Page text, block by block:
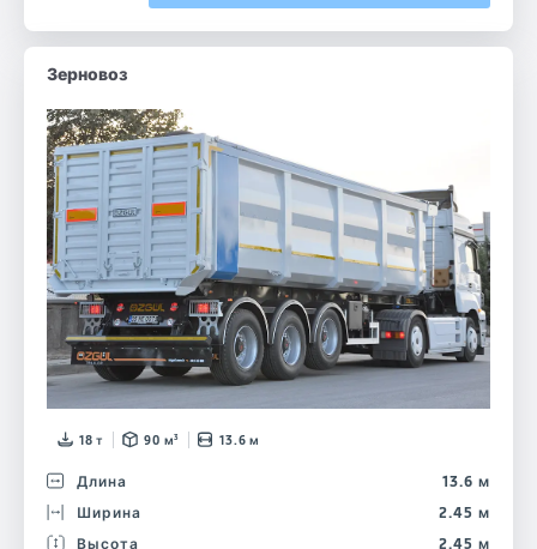
Зерновоз
18 т 90 м³ 13.6 м
Длина
13.6 м
Ширина
2.45 м
Высота
2.45 м